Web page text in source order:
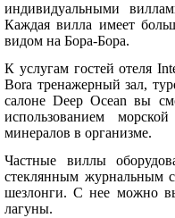
индивидуальными
Каждая вилла имеет
видом на Бора-Бора.
К услугам гостей отеля
Bora тренажерный зал,
салоне Deep Ocean вы
использованием
минералов в организме.
Частные виллы
стеклянным журнальным
шезлонги. С нее можно
лагуны.